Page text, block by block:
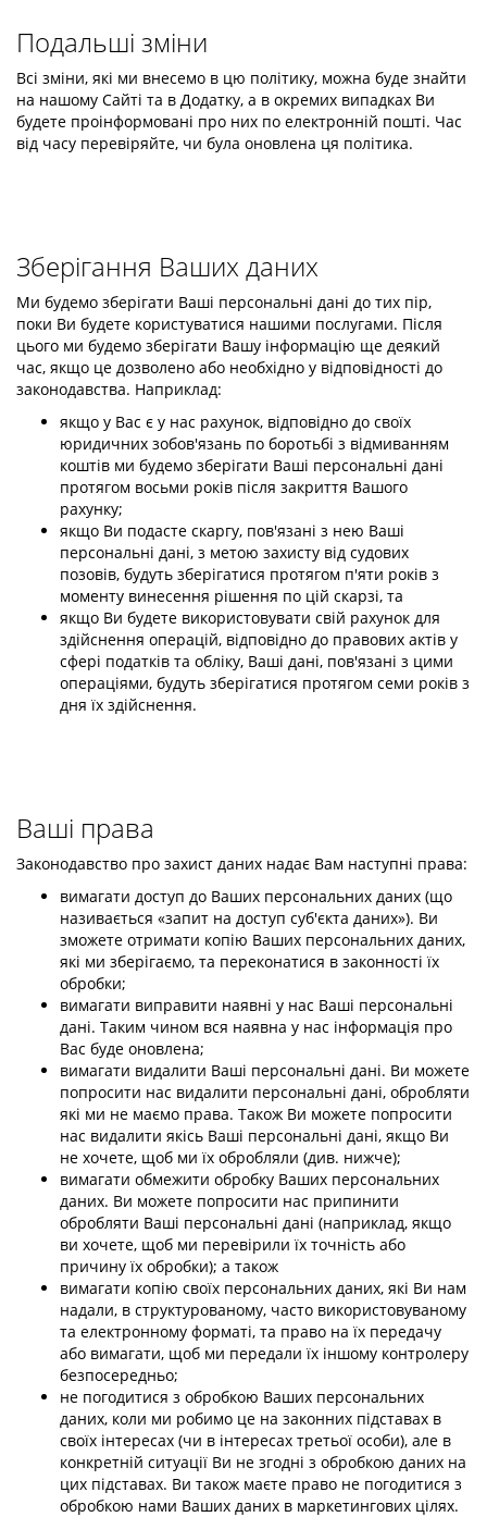
Подальші зміни
Всі зміни, які ми внесемо в цю політику, можна буде знайти
на нашому Сайті та в Додатку, а в окремих випадках Ви
будете проінформовані про них по електронній пошті. Час
від часу перевіряйте, чи була оновлена ця політика.
Зберігання Ваших даних
Ми будемо зберігати Ваші персональні дані до тих пір,
поки Ви будете користуватися нашими послугами. Після
цього ми будемо зберігати Вашу інформацію ще деякий
час, якщо це дозволено або необхідно у відповідності до
законодавства. Наприклад:
якщо у Вас є у нас рахунок, відповідно до своїх
юридичних зобов'язань по боротьбі з відмиванням
коштів ми будемо зберігати Ваші персональні дані
протягом восьми років після закриття Вашого
рахунку;
якщо Ви подасте скаргу, пов'язані з нею Ваші
персональні дані, з метою захисту від судових
позовів, будуть зберігатися протягом п'яти років з
моменту винесення рішення по цій скарзі, та
якщо Ви будете використовувати свій рахунок для
здійснення операцій, відповідно до правових актів у
сфері податків та обліку, Ваші дані, пов'язані з цими
операціями, будуть зберігатися протягом семи років з
дня їх здійснення.
Ваші права
Законодавство про захист даних надає Вам наступні права:
вимагати доступ до Ваших персональних даних (що
називається «запит на доступ суб'єкта даних»). Ви
зможете отримати копію Ваших персональних даних,
які ми зберігаємо, та переконатися в законності їх
обробки;
вимагати виправити наявні у нас Ваші персональні
дані. Таким чином вся наявна у нас інформація про
Вас буде оновлена;
вимагати видалити Ваші персональні дані. Ви можете
попросити нас видалити персональні дані, обробляти
які ми не маємо права. Також Ви можете попросити
нас видалити якісь Ваші персональні дані, якщо Ви
не хочете, щоб ми їх обробляли (див. нижче);
вимагати обмежити обробку Ваших персональних
даних. Ви можете попросити нас припинити
обробляти Ваші персональні дані (наприклад, якщо
ви хочете, щоб ми перевірили їх точність або
причину їх обробки); а також
вимагати копію своїх персональних даних, які Ви нам
надали, в структурованому, часто використовуваному
та електронному форматі, та право на їх передачу
або вимагати, щоб ми передали їх іншому контролеру
безпосередньо;
не погодитися з обробкою Ваших персональних
даних, коли ми робимо це на законних підставах в
своїх інтересах (чи в інтересах третьої особи), але в
конкретній ситуації Ви не згодні з обробкою даних на
цих підставах. Ви також маєте право не погодитися з
обробкою нами Ваших даних в маркетингових цілях.